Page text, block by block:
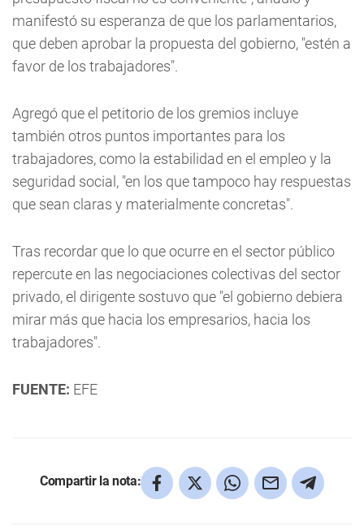
manifestó su esperanza de que los parlamentarios,
que deben aprobar la propuesta del gobierno, "estén a
favor de los trabajadores".
Agregó que el petitorio de los gremios incluye
también otros puntos importantes para los
trabajadores, como la estabilidad en el empleo y la
seguridad social, "en los que tampoco hay respuestas
que sean claras y materialmente concretas".
Tras recordar que lo que ocurre en el sector público
repercute en las negociaciones colectivas del sector
privado, el dirigente sostuvo que "el gobierno debiera
mirar más que hacia los empresarios, hacia los
trabajadores".
FUENTE: EFE
Compartir la nota: